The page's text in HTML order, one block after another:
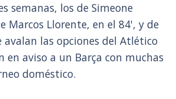
semanas, los de Simeone
Marcos Llorente, en el 84', y de
avalan las opciones del Atlético
en aviso a un Barça con muchas
doméstico.